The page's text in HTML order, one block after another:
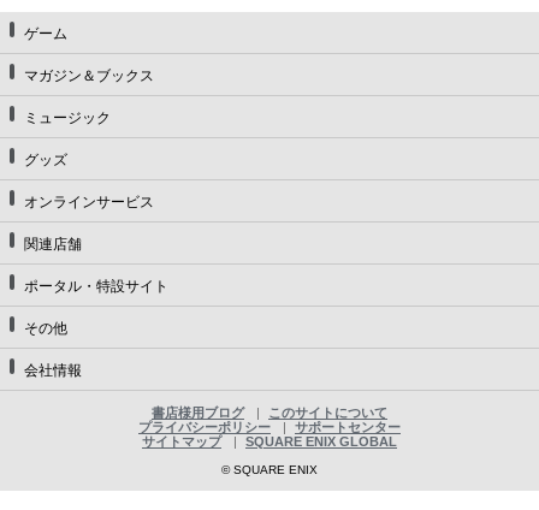
ゲーム
マガジン＆ブックス
ミュージック
グッズ
オンラインサービス
関連店舗
ポータル・特設サイト
その他
会社情報
書店様用ブログ
このサイトについて
プライバシーポリシー
サポートセンター
サイトマップ
SQUARE ENIX GLOBAL
© SQUARE ENIX